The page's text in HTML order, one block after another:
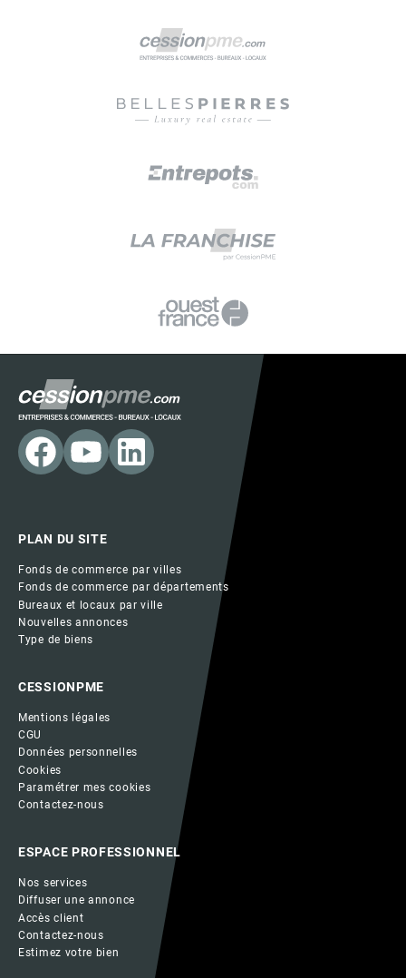
PLAN DU SITE
Fonds de commerce par villes
Fonds de commerce par départements
Bureaux et locaux par ville
Nouvelles annonces
Type de biens
CESSIONPME
Mentions légales
CGU
Données personnelles
Cookies
Paramétrer mes cookies
Contactez-nous
ESPACE PROFESSIONNEL
Nos services
Diffuser une annonce
Accès client
Contactez-nous
Estimez votre bien